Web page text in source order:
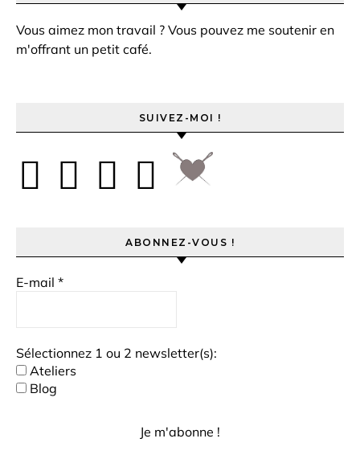
Vous aimez mon travail ? Vous pouvez me soutenir en
m'offrant un petit café.
SUIVEZ-MOI !
ABONNEZ-VOUS !
E-mail *
Sélectionnez 1 ou 2 newsletter(s):
Ateliers
Blog